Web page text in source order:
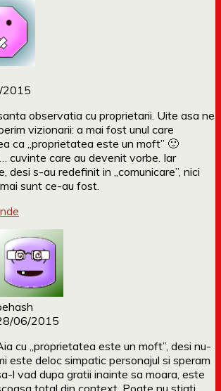
observatia cu proprietarii. Uite asa ne
vizionarii: a mai fost unul care
ca „proprietatea este un moft” 🙂
cuvinte care au devenit vorbe. Iar
desi s-au redefinit in „comunicare”, nici
sunt ce-au fost.
06/2015
cu „proprietatea este un moft”, desi nu-
este deloc simpatic personajul si speram
l vad dupa gratii inainte sa moara, este